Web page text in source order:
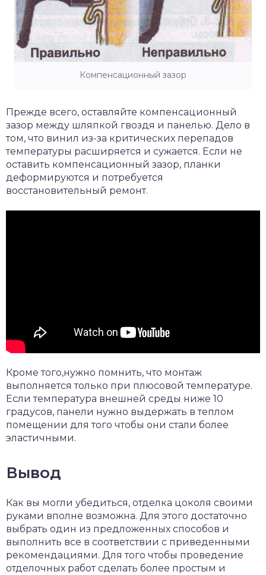
Компенсационный зазор
Прежде всего, оставляйте компенсационный
зазор между шляпкой гвоздя и панелью. Дело в
том, что винил из-за критических перепадов
температуры расширяется и сужается. Если не
оставить компенсационный зазор, планки
деформируются и потребуется
восстановительный ремонт.
Кроме того,нужно помнить, что монтаж
выполняется только при плюсовой температуре.
Если температура внешней среды ниже 10
градусов, панели нужно выдержать в теплом
помещении для того чтобы они стали более
эластичными.
Вывод
Как вы могли убедиться, отделка цоколя своими
руками вполне возможна. Для этого достаточно
выбрать один из предложенных способов и
выполнить все в соответствии с приведенными
рекомендациями. Для того чтобы проведение
отделочных работ сделать более простым и